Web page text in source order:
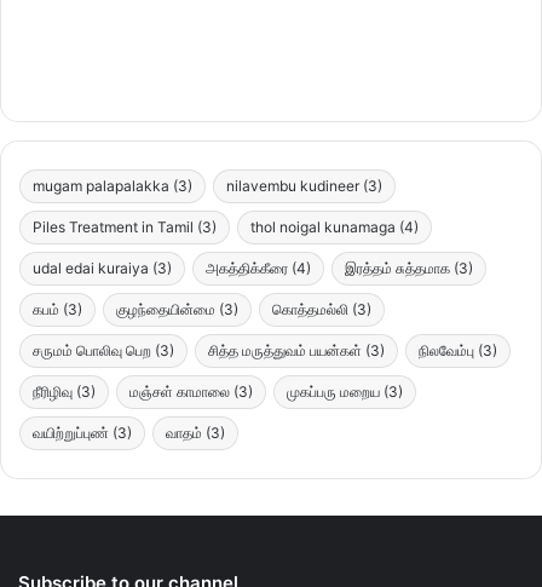
mugam palapalakka (3) nilavembu kudineer (3)
Piles Treatment in Tamil (3) thol noigal kunamaga (4)
udal edai kuraiya (3) அகத்திக்கீரை (4) இரத்தம் சுத்தமாக (3)
கபம் (3) குழந்தையின்மை (3) கொத்தமல்லி (3)
சருமம் பொலிவு பெற (3) சித்த மருத்துவம் பயன்கள் (3) நிலவேம்பு (3)
நீரிழிவு (3) மஞ்சள் காமாலை (3) முகப்பரு மறைய (3)
வயிற்றுப்புண் (3) வாதம் (3)